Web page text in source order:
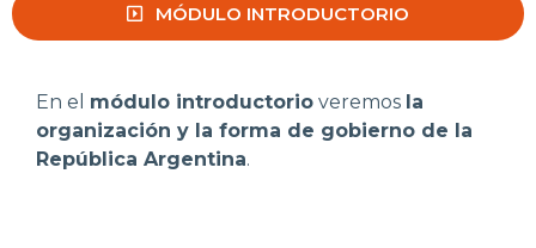
MÓDULO INTRODUCTORIO
En el módulo introductorio veremos la
organización y la forma de gobierno de la
República Argentina.